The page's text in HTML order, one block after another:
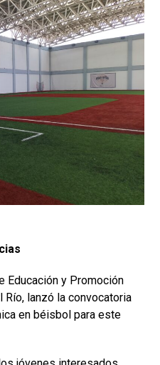
Educación y Promoción
Río, lanzó la convocatoria
en béisbol para este